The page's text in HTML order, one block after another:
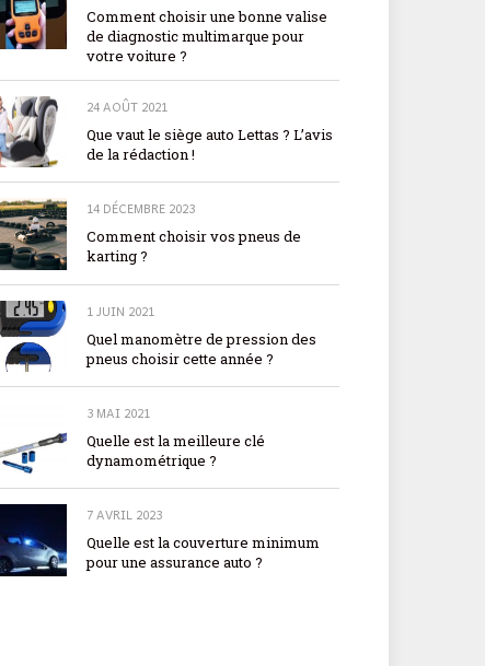
Comment choisir une bonne valise
de diagnostic multimarque pour
votre voiture ?
24 AOÛT 2021
Que vaut le siège auto Lettas ? L’avis
de la rédaction !
14 DÉCEMBRE 2023
Comment choisir vos pneus de
karting ?
1 JUIN 2021
Quel manomètre de pression des
pneus choisir cette année ?
3 MAI 2021
Quelle est la meilleure clé
dynamométrique ?
7 AVRIL 2023
Quelle est la couverture minimum
pour une assurance auto ?